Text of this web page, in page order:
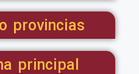
provincias
principal